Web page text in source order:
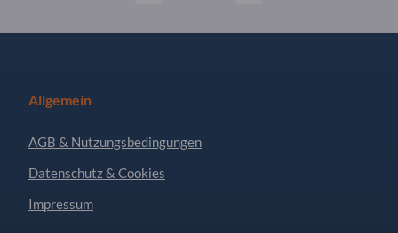
Allgemein
AGB & Nutzungsbedingungen
Datenschutz & Cookies
Impressum